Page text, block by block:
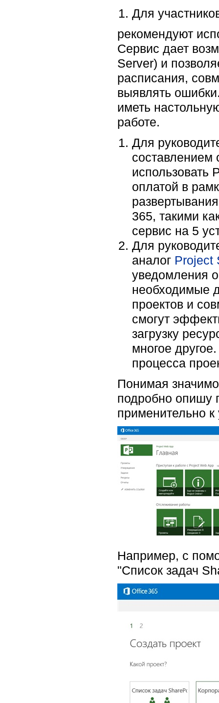
Для
рекомендуют
Сервис дает
Server) и
расписания,
выявлять
иметь
работе.
Для
составлением
использовать
оплатой в
365, такими
сервис на 5
Для
аналог Project
уведомления
необходимые
проектов и
смогут
загрузку
многое
процесса
Понимая
подробно опишу
применительно
Например, с
"Список задач